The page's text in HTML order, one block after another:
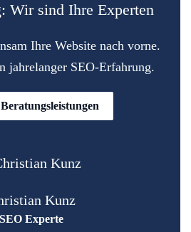
Wir sind Ihre Experten
Ihre Website nach vorne.
jahrelanger SEO-Erfahrung.
Kunz
SEO Experte